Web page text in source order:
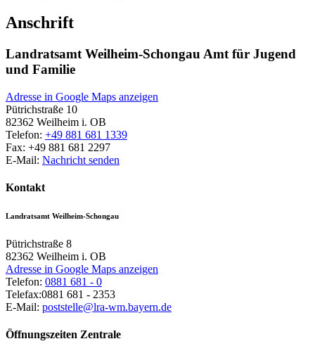
Anschrift
Landratsamt Weilheim-Schongau Amt für Jugend
und Familie
Adresse in Google Maps anzeigen
Pütrichstraße 10
82362 Weilheim i. OB
Telefon: +49 881 681 1339
Fax: +49 881 681 2297
E-Mail: Nachricht senden
Kontakt
Landratsamt Weilheim-Schongau
Pütrichstraße 8
82362 Weilheim i. OB
Adresse in Google Maps anzeigen
Telefon: 0881 681 - 0
Telefax:0881 681 - 2353
E-Mail: poststelle@lra-wm.bayern.de
Öffnungszeiten Zentrale